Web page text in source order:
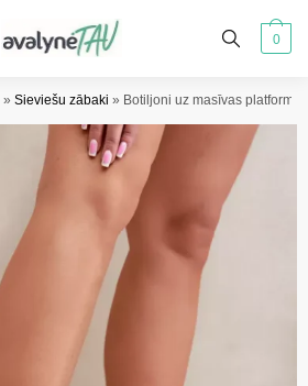
0
» Sieviešu zābaki » Botiljoni uz masīvas